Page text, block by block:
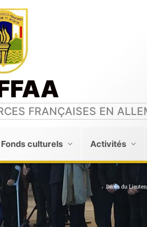
FRANÇAISES EN
Fonds culturels Activités
Décès du